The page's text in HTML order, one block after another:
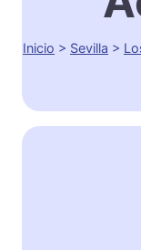
Inicio > Sevilla >